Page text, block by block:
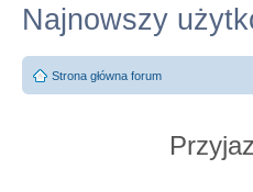
Najnowszy
Strona główna forum